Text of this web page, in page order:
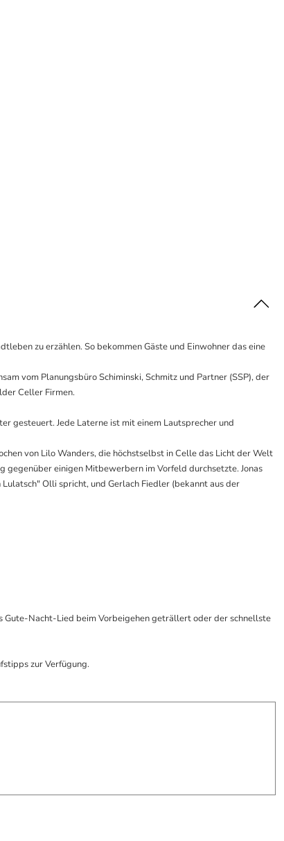
zu erzählen. So bekommen Gäste und Einwohner das eine
vom Planungsbüro Schiminski, Schmitz und Partner (SSP), der
Celler Firmen.
gesteuert. Jede Laterne ist mit einem Lautsprecher und
von Lilo Wanders, die höchstselbst in Celle das Licht der Welt
gegenüber einigen Mitbewerbern im Vorfeld durchsetzte. Jonas
Olli spricht, und Gerlach Fiedler (bekannt aus der
Gute-Nacht-Lied beim Vorbeigehen geträllert oder der schnellste
zur Verfügung.